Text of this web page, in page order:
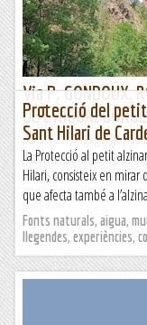
Via P. GONDOUX.
DE L'AIGUA.
30/10/22. A les gorges de
l'atenció, amb diverses
P.Gondoux, una via de
Joan asín
Protecció del
Sant Hilari de
La Protecció al petit
Hilari, consisteix en mirar
que afecta també a
Fonts naturals, aigua,
llegendes, experiències,